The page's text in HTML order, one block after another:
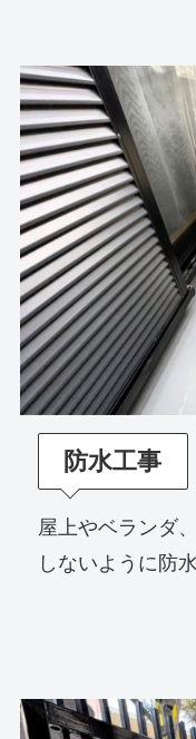
防水工事
屋上やベランダ
しないように防